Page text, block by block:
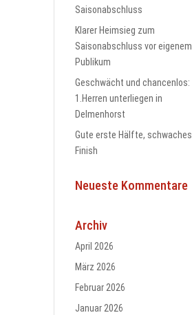
Saisonabschluss
Klarer Heimsieg zum
Saisonabschluss vor eigenem
Publikum
Geschwächt und chancenlos:
1.Herren unterliegen in
Delmenhorst
Gute erste Hälfte, schwaches
Finish
Neueste Kommentare
Archiv
April 2026
März 2026
Februar 2026
Januar 2026